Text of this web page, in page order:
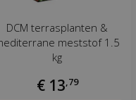
DCM terrasplanten &
meststof 1.5
kg
€ 13 79